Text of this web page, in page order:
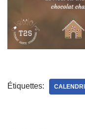
Étiquettes: